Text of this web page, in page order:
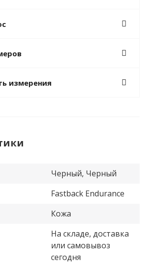
измерения
Черный, Черный
Fastback Endurance
Кожа
На складе, доставка
или самовывоз
сегодня